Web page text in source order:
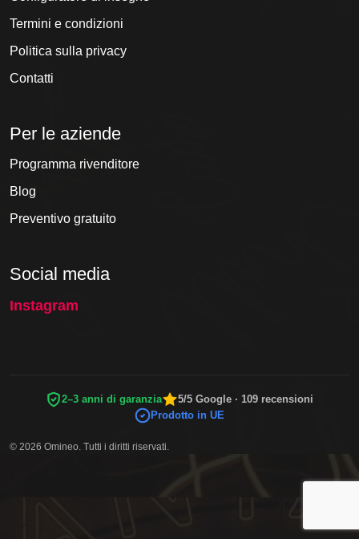
Termini e condizioni
Politica sulla privacy
Contatti
Per le aziende
Programma rivenditore
Blog
Preventivo gratuito
Social media
Instagram
2–3 anni di garanzia
5/5 Google · 109 recensioni
Prodotto in UE
© 2026 Omineo. Tutti i diritti riservati.